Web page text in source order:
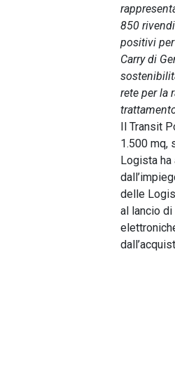
850
positivi
Carry di
rete per la
Il Transit
1.500 mq,
Logista
delle
al lancio di